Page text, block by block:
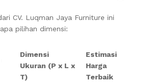
CV. Luqman Jaya Furniture ini
pilihan dimensi:
Dimensi
Ukuran (P x L x
T)
Estimasi
Harga
Terbaik